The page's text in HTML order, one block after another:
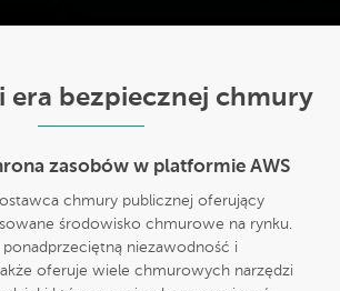
era bezpiecznej chmury
zasobów w platformie AWS
chmury publicznej oferujący
środowisko chmurowe na rynku.
niezawodność i
oferuje wiele chmurowych narzędzi